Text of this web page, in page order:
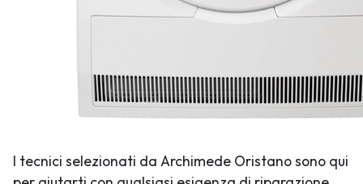
I tecnici selezionati da Archimede Oristano sono qui